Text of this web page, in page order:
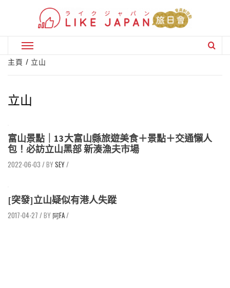
Primary
Menu
主頁 立山
立山
富山景點｜13大富山縣旅遊美食＋景點＋交通懶人
包！必訪立山黑部 新湊漁夫市場
2022-06-03 / SEY/
[突發]立山疑似有港人失蹤
2017-04-27 / 阿FA/